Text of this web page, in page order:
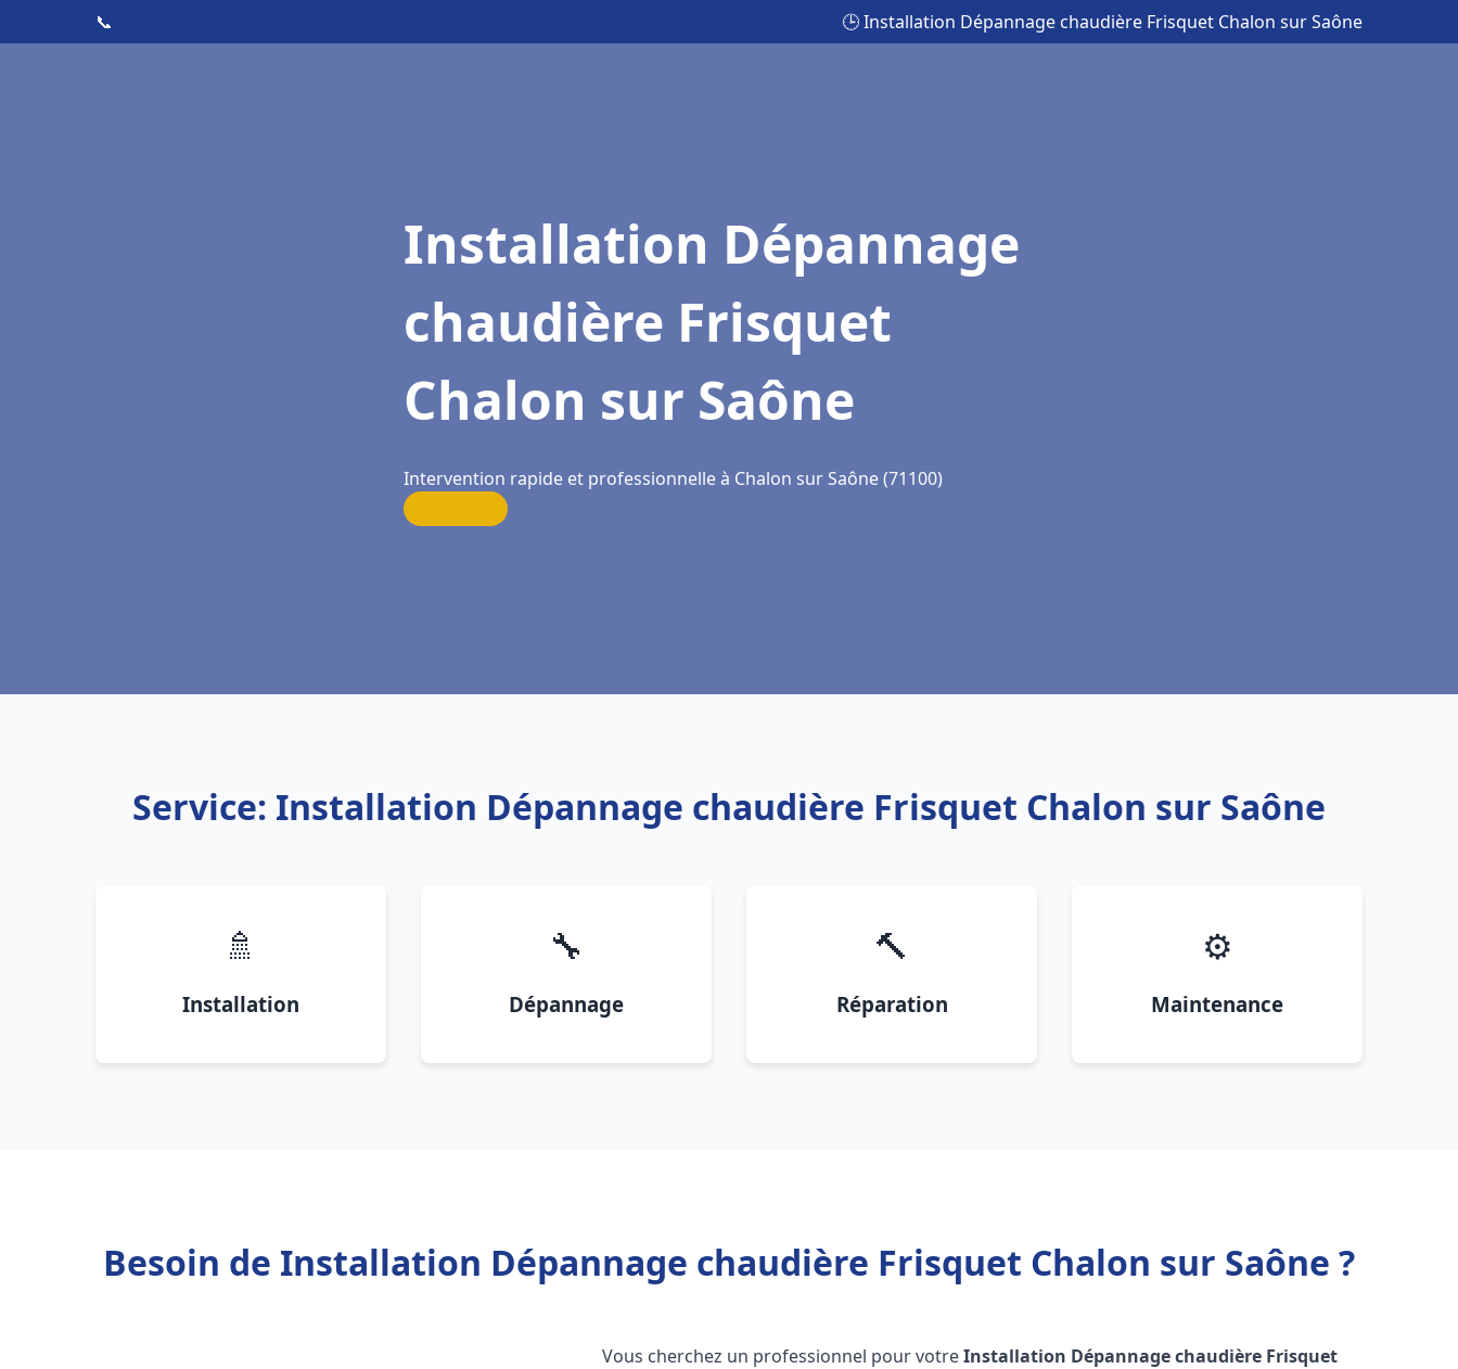
📞 🕒 Installation Dépannage chaudière Frisquet Chalon sur Saône
Installation Dépannage
chaudière Frisquet
Chalon sur Saône
Intervention rapide et professionnelle à Chalon sur Saône (71100)
Service: Installation Dépannage chaudière Frisquet Chalon sur Saône
🚿
Installation
🔧
Dépannage
🔨
Réparation
⚙️
Maintenance
Besoin de Installation Dépannage chaudière Frisquet Chalon sur Saône ?
Vous cherchez un professionnel pour votreInstallation Dépannage chaudière Frisquet